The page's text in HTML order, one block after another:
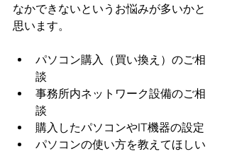
なかできないというお悩みが多いかと
思います。
パソコン購入（買い換え）のご相
談
事務所内ネットワーク設備のご相
談
購入したパソコンやIT機器の設定
パソコンの使い方を教えてほしい